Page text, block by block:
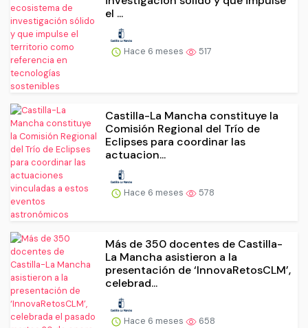
el ...
Hace 6 meses 517
Castilla-La Mancha constituye la
Comisión Regional del Trío de
Eclipses para coordinar las
actuacion...
Hace 6 meses 578
Más de 350 docentes de Castilla-
La Mancha asistieron a la
presentación de ‘InnovaRetosCLM’,
celebrad...
Hace 6 meses 658